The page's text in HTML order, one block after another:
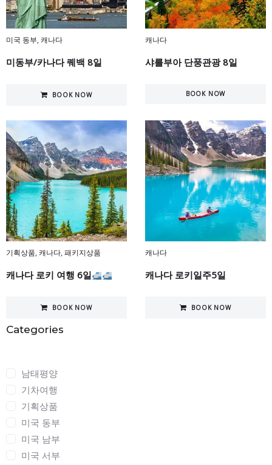
Categories
남태평양
기차여행
기획상품
미국 동부
미국 남부
미국 서부
미국 동부,캐나다
미동부/카나다 퀘백 8일
BOOK NOW
캐나다
샤를부아 단풍관광 8일
BOOK NOW
기획상품,캐나다,패키지상품
캐나다 로키 여행 6일
BOOK NOW
캐나다
캐나다 로키일주5일
BOOK NOW